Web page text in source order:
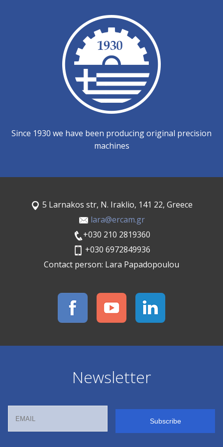
Since 1930 we have been producing original precision
machines
5 Larnakos str, N. Iraklio, 141 22, Greece
lara@ercam.gr
+030 210 2819360
+030 6972849936
Contact person: Lara Papadopoulou
Newsletter
Name